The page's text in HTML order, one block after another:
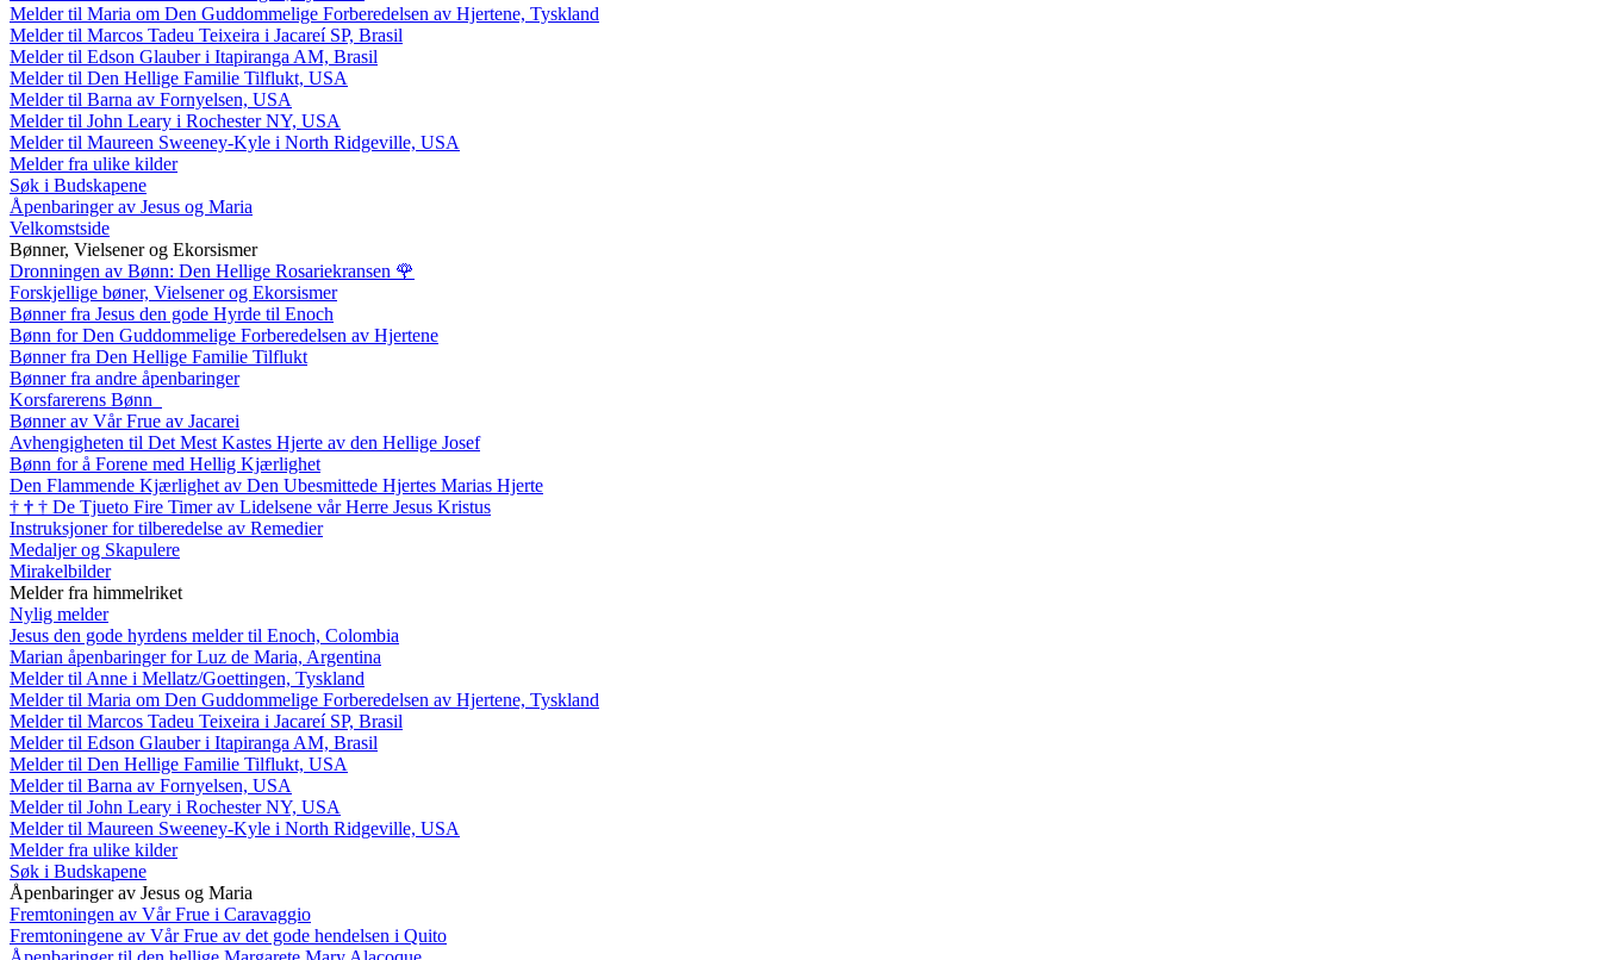
Melder til Maria om Den Guddommelige Forberedelsen av Hjertene, Tyskland
Melder til Marcos Tadeu Teixeira i Jacareí SP, Brasil
Melder til Edson Glauber i Itapiranga AM, Brasil
Melder til Den Hellige Familie Tilflukt, USA
Melder til Barna av Fornyelsen, USA
Melder til John Leary i Rochester NY, USA
Melder til Maureen Sweeney-Kyle i North Ridgeville, USA
Melder fra ulike kilder
Søk i Budskapene
Åpenbaringer av Jesus og Maria
Velkomstside
Bønner, Vielsener og Ekorsismer
Dronningen av Bønn: Den Hellige Rosariekransen 🌹
Forskjellige bøner, Vielsener og Ekorsismer
Bønner fra Jesus den gode Hyrde til Enoch
Bønn for Den Guddommelige Forberedelsen av Hjertene
Bønner fra Den Hellige Familie Tilflukt
Bønner fra andre åpenbaringer
Korsfarerens Bønn
Bønner av Vår Frue av Jacarei
Avhengigheten til Det Mest Kastes Hjerte av den Hellige Josef
Bønn for å Forene med Hellig Kjærlighet
Den Flammende Kjærlighet av Den Ubesmittede Hjertes Marias Hjerte
† † † De Tjueto Fire Timer av Lidelsene vår Herre Jesus Kristus
Instruksjoner for tilberedelse av Remedier
Medaljer og Skapulere
Mirakelbilder
Melder fra himmelriket
Nylig melder
Jesus den gode hyrdens melder til Enoch, Colombia
Marian åpenbaringer for Luz de Maria, Argentina
Melder til Anne i Mellatz/Goettingen, Tyskland
Melder til Maria om Den Guddommelige Forberedelsen av Hjertene, Tyskland
Melder til Marcos Tadeu Teixeira i Jacareí SP, Brasil
Melder til Edson Glauber i Itapiranga AM, Brasil
Melder til Den Hellige Familie Tilflukt, USA
Melder til Barna av Fornyelsen, USA
Melder til John Leary i Rochester NY, USA
Melder til Maureen Sweeney-Kyle i North Ridgeville, USA
Melder fra ulike kilder
Søk i Budskapene
Åpenbaringer av Jesus og Maria
Fremtoningen av Vår Frue i Caravaggio
Fremtoningene av Vår Frue av det gode hendelsen i Quito